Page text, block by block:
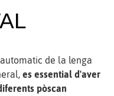
de la lenga
es essential d'aver
pòscan